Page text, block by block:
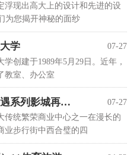
浮现出高大上的设计和先进的设
为您揭开神秘的面纱
07-27
学
创建于1989年5月29日。近年，
教室、办公室
07-27
LAX影院还音系统助力期遇系列影城再下一城！
传统繁荣商业中心之一在漫长的
业步行街中西合璧的四